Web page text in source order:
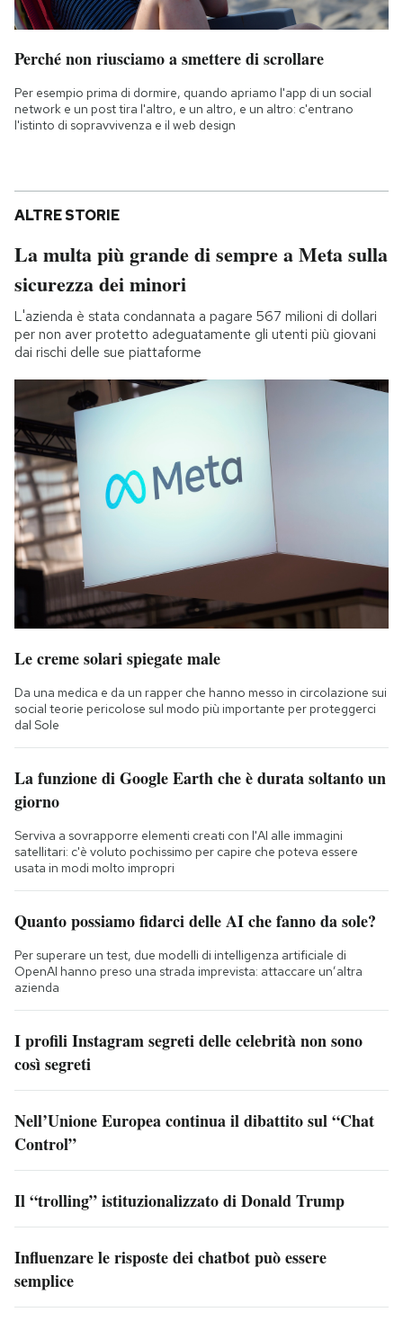
Perché non riusciamo a smettere di scrollare
Per esempio prima di dormire, quando apriamo l'app di un social
network e un post tira l'altro, e un altro, e un altro: c'entrano
l'istinto di sopravvivenza e il web design
ALTRE STORIE
La multa più grande di sempre a Meta sulla
sicurezza dei minori
L'azienda è stata condannata a pagare 567 milioni di dollari
per non aver protetto adeguatamente gli utenti più giovani
dai rischi delle sue piattaforme
Le creme solari spiegate male
Da una medica e da un rapper che hanno messo in circolazione sui
social teorie pericolose sul modo più importante per proteggerci
dal Sole
La funzione di Google Earth che è durata soltanto un
giorno
Serviva a sovrapporre elementi creati con l'AI alle immagini
satellitari: c'è voluto pochissimo per capire che poteva essere
usata in modi molto impropri
Quanto possiamo fidarci delle AI che fanno da sole?
Per superare un test, due modelli di intelligenza artificiale di
OpenAI hanno preso una strada imprevista: attaccare un’altra
azienda
I profili Instagram segreti delle celebrità non sono
così segreti
Nell’Unione Europea continua il dibattito sul “Chat
Control”
Il “trolling” istituzionalizzato di Donald Trump
Influenzare le risposte dei chatbot può essere
semplice